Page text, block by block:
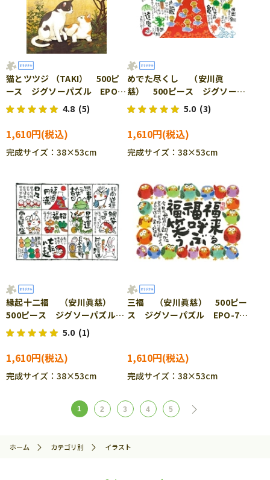
猫とツツジ （TAKI） 500ピ
ース ジグソーパズル EPO-
79-141s
4.8 (5)
1,610円
完成サイズ：38×53cm
めでた尽くし （安川眞
慈） 500ピース ジグソーパ
ズル EPO-79-148s
5.0 (3)
1,610円
完成サイズ：38×53cm
縁起十二福 （安川眞慈）
500ピース ジグソーパズル
EPO-79-149s 5.0 (1)
1,610円
完成サイズ：38×53cm
三福 （安川眞慈） 500ピー
ス ジグソーパズル EPO-79-
1,610円
完成サイズ：38×53cm
1 2 3 4 5
ホーム カテゴリ別 イラスト